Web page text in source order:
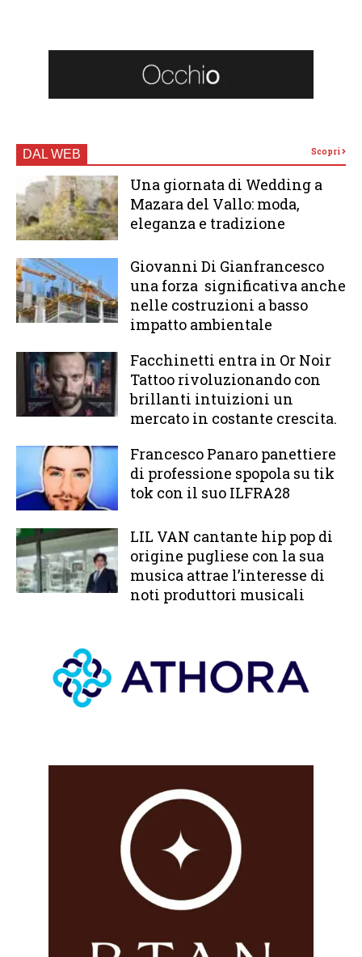
DAL WEB Scopri
Una giornata di Wedding a
Mazara del Vallo: moda,
eleganza e tradizione
Giovanni Di Gianfrancesco
una forza significativa anche
nelle costruzioni a basso
impatto ambientale
Facchinetti entra in Or Noir
Tattoo rivoluzionando con
brillanti intuizioni un
mercato in costante crescita.
Francesco Panaro panettiere
di professione spopola su tik
tok con il suo ILFRA28
LIL VAN cantante hip pop di
origine pugliese con la sua
musica attrae l’interesse di
noti produttori musicali